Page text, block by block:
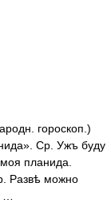
гороскоп.)
Ср. Ужъ буду
планида.
Развѣ можно